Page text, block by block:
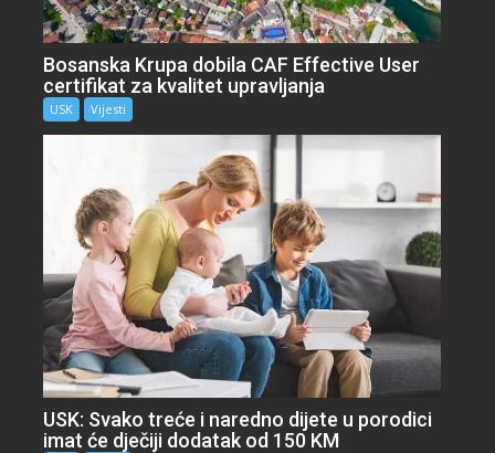
Bosanska Krupa dobila CAF Effective User
certifikat za kvalitet upravljanja
USK Vijesti
USK: Svako treće i naredno dijete u porodici
imat će dječiji dodatak od 150 KM